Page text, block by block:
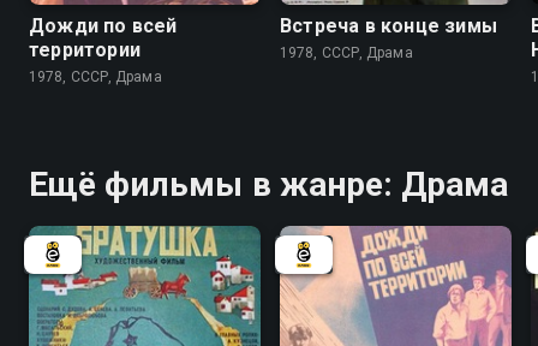
Дожди по всей
территории
1978, СССР, Драма
Встреча в конце зимы
1978, СССР, Драма
Ещё фильмы в жанре: Драма